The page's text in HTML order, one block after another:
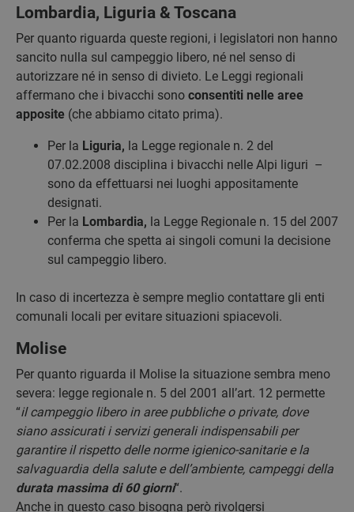
Lombardia, Liguria & Toscana
Per quanto riguarda queste regioni, i legislatori non hanno
sancito nulla sul campeggio libero, né nel senso di
autorizzare né in senso di divieto. Le Leggi regionali
affermano che i bivacchi sono consentiti nelle aree
apposite (che abbiamo citato prima).
Per la Liguria, la Legge regionale n. 2 del
07.02.2008 disciplina i bivacchi nelle Alpi liguri –
sono da effettuarsi nei luoghi appositamente
designati.
Per la Lombardia, la Legge Regionale n. 15 del 2007
conferma che spetta ai singoli comuni la decisione
sul campeggio libero.
In caso di incertezza è sempre meglio contattare gli enti
comunali locali per evitare situazioni spiacevoli.
Molise
Per quanto riguarda il Molise la situazione sembra meno
severa: legge regionale n. 5 del 2001 all’art. 12 permette
“il campeggio libero in aree pubbliche o private, dove
siano assicurati i servizi generali indispensabili per
garantire il rispetto delle norme igienico-sanitarie e la
salvaguardia della salute e dell’ambiente, campeggi della
durata massima di 60 giorni“.
Anche in questo caso bisogna però rivolgersi